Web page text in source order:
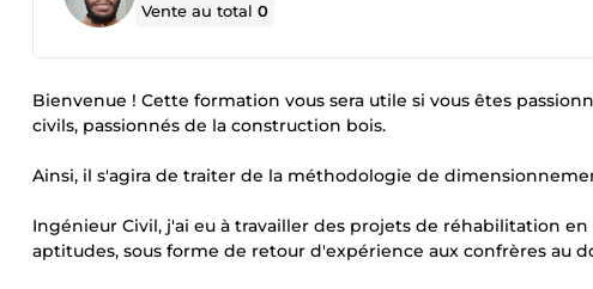
Vente au total0
Bienvenue ! Cette formation vous sera utile si vous êtes
civils, passionnés de la construction bois.
Ainsi, il s'agira de traiter de la méthodologie de
Ingénieur Civil, j'ai eu à travailler des projets de réhabilitation
aptitudes, sous forme de retour d'expérience aux confrères au